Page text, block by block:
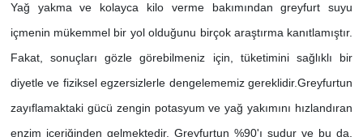
Yağ yakma ve kolayca kilo verme bakımından greyfurt suyu
içmenin mükemmel bir yol olduğunu birçok araştırma kanıtlamıştır.
Fakat, sonuçları gözle görebilmeniz için, tüketimini sağlıklı bir
diyetle ve fiziksel egzersizlerle dengelememiz gereklidir.Greyfurtun
zayıflamaktaki gücü zengin potasyum ve yağ yakımını hızlandıran
enzim içeriğinden gelmektedir. Greyfurtun %90'ı sudur ve bu da,